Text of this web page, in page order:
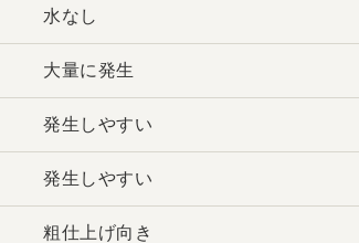
水なし
大量に発生
発生しやすい
発生しやすい
粗仕上げ向き